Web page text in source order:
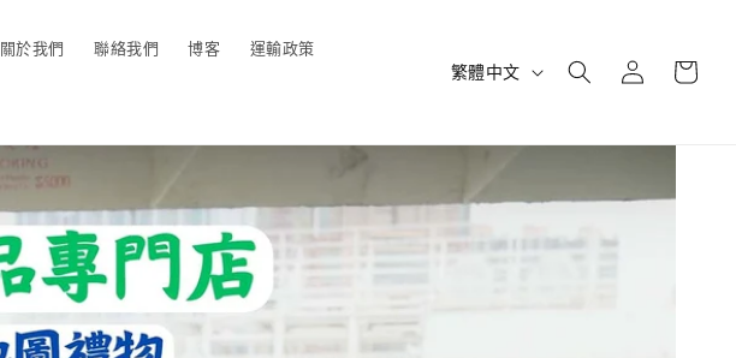
關於我們 聯絡我們 博客 運輸政策
語
繁體中文
登
入
物